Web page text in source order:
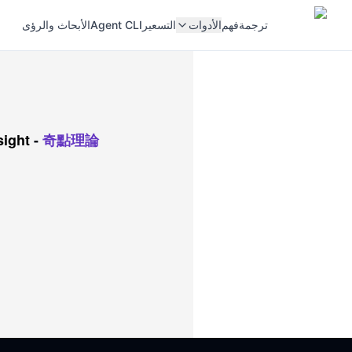
ترجمةفهمالأدوات التسعير Agent CLIالأبحاث والرؤى
-奇點理論